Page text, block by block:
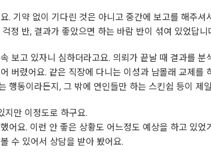
. 기약 없이 기다린 것은 아니고 중간에 보고를 해주
정 반, 결과가 좋았으면 하는 바람 반이 섞여 있었답니
보고 있자니 심하더라고요. 의뢰가 끝날 때 결과를 분
버렸어요. 같은 직장에 다니는 이성과 남몰래 교제를
행동이라든지, 그 밖에 연인들만 하는 스킨쉽 등이 제
지만 이정도로 하구요.
어요. 이런 안 좋은 상황도 어느정도 예상을 하고 있
수 있어서 상담을 받아 봤어요.